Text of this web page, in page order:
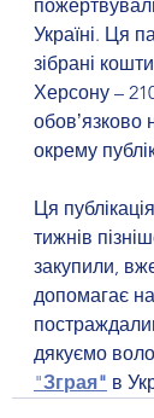
Україні. Ця
зібрані
Херсону –
окрему
Ця
тижнів
закупили,
допомагає
дякуємо
"Зграя" в